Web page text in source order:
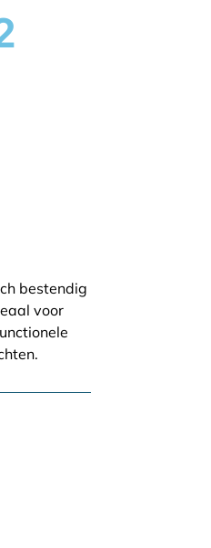
bestendig
voor